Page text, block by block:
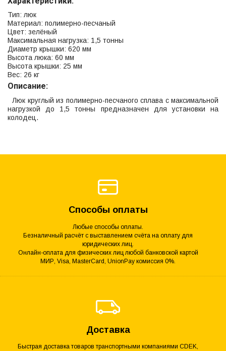
Тип: люк
Материал: полимерно-песчаный
Цвет: зелёный
Максимальная нагрузка: 1,5 тонны
Диаметр крышки: 620 мм
Высота люка: 60 мм
Высота крышки: 25 мм
Вес: 26 кг
Описание:
Люк круглый из полимерно-песчаного сплава с максимальной
нагрузкой до 1,5 тонны предназначен для установки на
колодец.
Способы оплаты
Любые способы оплаты.
Безналичный расчёт с выставлением счёта на оплату для
юридических лиц.
Онлайн-оплата для физических лиц любой банковской картой
МИР, Visa, MasterCard, UnionPay комиссия 0%.
Доставка
Быстрая доставка товаров транспортными компаниями CDEK,